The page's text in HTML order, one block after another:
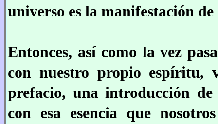
universo es la manifestación de
Entonces, así como la vez
con nuestro propio espíritu,
prefacio, una introducción
con esa esencia que